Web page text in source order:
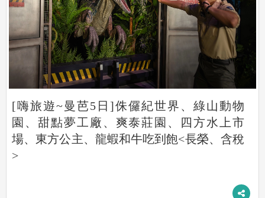
[嗨旅遊~曼芭5日]侏儸紀世界、綠山動物
園、甜點夢工廠、爽泰莊園、四方水上市
場、東方公主、龍蝦和牛吃到飽<長榮、含稅
>